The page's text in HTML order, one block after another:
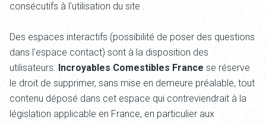
consécutifs à l'utilisation du site .
Des espaces interactifs (possibilité de poser des questions
dans l'espace contact) sont à la disposition des
utilisateurs. Incroyables Comestibles France se réserve
le droit de supprimer, sans mise en demeure préalable, tout
contenu déposé dans cet espace qui contreviendrait à la
législation applicable en France, en particulier aux